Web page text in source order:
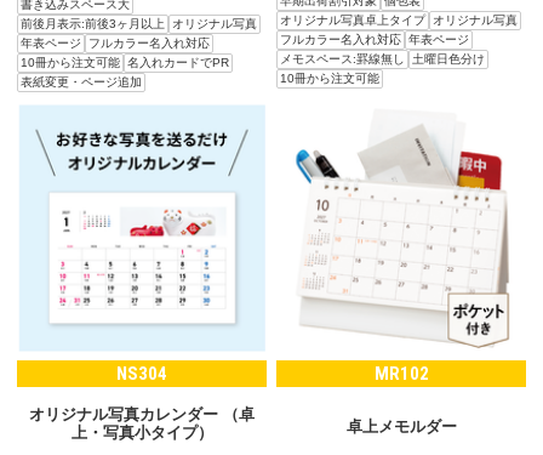
書き込みスペース大
前後月表示:前後3ヶ月以上
オリジナル写真
年表ページ
フルカラー名入れ対応
10冊から注文可能 名入れカードでPR
表紙変更・ページ追加
オリジナル写真卓上タイプ
オリジナル写真
フルカラー名入れ対応 年表ページ
メモスペース:罫線無し
土曜日色分け
10冊から注文可能
NS304
オリジナル写真カレンダー （卓
上・写真小タイプ）
MR102
卓上メモルダー